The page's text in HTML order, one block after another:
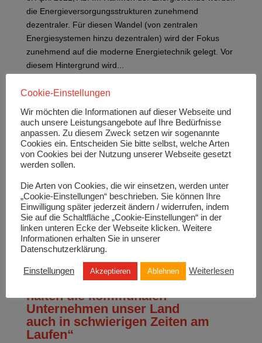
die Energieversorgungsstrukturen zunehmend
dezentraler. Für diesen Wandel (von zentralen
Energiesystemen hinzu dezentralen) wird der Fokus
zunehmend auf die moderne Energietechnik gelegt. Vor
diesem Hintergrund wird...
Neueste Beiträge
Hier die Einschätzung von Karsten Rogall,
kaufmännischer Geschäftsführer der Stadtwerke
Leipziger Versorgungs‐ und Verkehrsgesellschaft
mbH (22):
Bedingungen und Chancen der
Energiewende beachten!
Hier die Einschätzung von Ingbert Liebing,
Hauptgeschäftsführer des Verbandes kommunaler
Unternehmen e.V. (21):
„Auf uns ist immer Verlass: So
halten die kommunalen
Unternehmen unser Land
auch in schwierigen Zeiten am
Laufen“
Cookie-Einstellungen
Wir möchten die Informationen auf dieser Webseite und
auch unsere Leistungsangebote auf Ihre Bedürfnisse
anpassen. Zu diesem Zweck setzen wir sogenannte
Cookies ein. Entscheiden Sie bitte selbst, welche Arten
von Cookies bei der Nutzung unserer Webseite gesetzt
werden sollen.
Die Arten von Cookies, die wir einsetzen, werden unter
„Cookie-Einstellungen“ beschrieben. Sie können Ihre
Einwilligung später jederzeit ändern / widerrufen, indem
Sie auf die Schaltfläche „Cookie-Einstellungen“ in der
linken unteren Ecke der Webseite klicken. Weitere
Informationen erhalten Sie in unserer
Datenschutzerklärung.
Einstellungen Akzeptieren Ablehnen Weiterlesen